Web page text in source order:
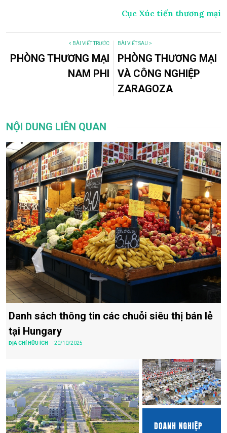
Cục Xúc tiến thương mại
< BÀI VIẾT TRƯỚC
PHÒNG THƯƠNG MẠI
NAM PHI
BÀI VIẾT SAU >
PHÒNG THƯƠNG MẠI
VÀ CÔNG NGHIỆP
ZARAGOZA
NỘI DUNG LIÊN QUAN
Danh sách thông tin các chuỗi siêu thị bán lẻ
tại Hungary
ĐỊA CHỈ HỮU ÍCH - 20/10/2025